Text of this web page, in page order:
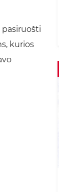
kurios